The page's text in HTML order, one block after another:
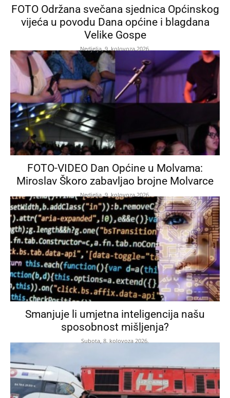
FOTO Održana svečana sjednica Općinskog
vijeća u povodu Dana općine i blagdana
Velike Gospe
Nedjelja, 9. kolovoza 2026.
FOTO-VIDEO Dan Općine u Molvama:
Miroslav Škoro zabavljao brojne Molvarce
Nedjelja, 9. kolovoza 2026.
Smanjuje li umjetna inteligencija našu
sposobnost mišljenja?
Subota, 8. kolovoza 2026.